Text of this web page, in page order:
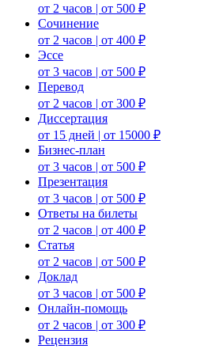
от 2 часов | от 500 ₽
Сочинение
от 2 часов | от 400 ₽
Эссе
от 3 часов | от 500 ₽
Перевод
от 2 часов | от 300 ₽
Диссертация
от 15 дней | от 15000 ₽
Бизнес-план
от 3 часов | от 500 ₽
Презентация
от 3 часов | от 500 ₽
Ответы на билеты
от 2 часов | от 400 ₽
Статья
от 2 часов | от 500 ₽
Доклад
от 3 часов | от 500 ₽
Онлайн-помощь
от 2 часов | от 300 ₽
Рецензия